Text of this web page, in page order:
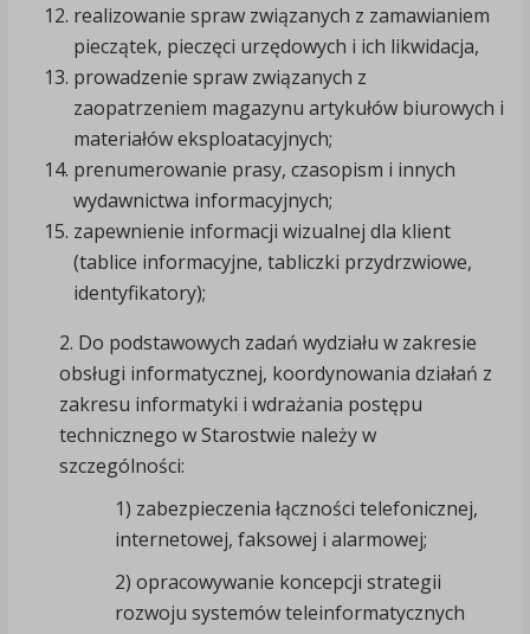
realizowanie spraw związanych z zamawianiem
pieczątek, pieczęci urzędowych i ich likwidacja,
prowadzenie spraw związanych z
zaopatrzeniem magazynu artykułów biurowych i
materiałów eksploatacyjnych;
prenumerowanie prasy, czasopism i innych
wydawnictwa informacyjnych;
zapewnienie informacji wizualnej dla klient
(tablice informacyjne, tabliczki przydrzwiowe,
identyfikatory);
2. Do podstawowych zadań wydziału w zakresie
obsługi informatycznej, koordynowania działań z
zakresu informatyki i wdrażania postępu
technicznego w Starostwie należy w
szczególności:
1) zabezpieczenia łączności telefonicznej,
internetowej, faksowej i alarmowej;
2) opracowywanie koncepcji strategii
rozwoju systemów teleinformatycznych